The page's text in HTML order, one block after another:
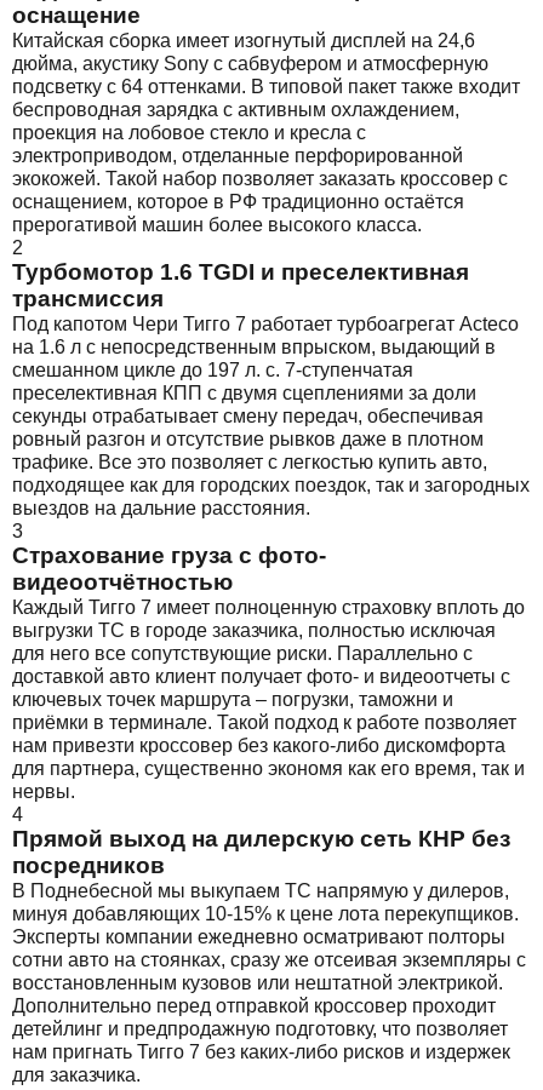
оснащение
Китайская сборка имеет изогнутый дисплей на 24,6
дюйма, акустику Sony с сабвуфером и атмосферную
подсветку с 64 оттенками. В типовой пакет также входит
беспроводная зарядка с активным охлаждением,
проекция на лобовое стекло и кресла с
электроприводом, отделанные перфорированной
экокожей. Такой набор позволяет заказать кроссовер с
оснащением, которое в РФ традиционно остаётся
прерогативой машин более высокого класса.
2
Турбомотор 1.6 TGDI и преселективная
трансмиссия
Под капотом Чери Тигго 7 работает турбоагрегат Acteco
на 1.6 л с непосредственным впрыском, выдающий в
смешанном цикле до 197 л. с. 7-ступенчатая
преселективная КПП с двумя сцеплениями за доли
секунды отрабатывает смену передач, обеспечивая
ровный разгон и отсутствие рывков даже в плотном
трафике. Все это позволяет с легкостью купить авто,
подходящее как для городских поездок, так и загородных
выездов на дальние расстояния.
3
Страхование груза с фото-
видеоотчётностью
Каждый Тигго 7 имеет полноценную страховку вплоть до
выгрузки ТС в городе заказчика, полностью исключая
для него все сопутствующие риски. Параллельно с
доставкой авто клиент получает фото- и видеоотчеты с
ключевых точек маршрута – погрузки, таможни и
приёмки в терминале. Такой подход к работе позволяет
нам привезти кроссовер без какого-либо дискомфорта
для партнера, существенно экономя как его время, так и
нервы.
4
Прямой выход на дилерскую сеть КНР без
посредников
В Поднебесной мы выкупаем ТС напрямую у дилеров,
минуя добавляющих 10-15% к цене лота перекупщиков.
Эксперты компании ежедневно осматривают полторы
сотни авто на стоянках, сразу же отсеивая экземпляры с
восстановленным кузовов или нештатной электрикой.
Дополнительно перед отправкой кроссовер проходит
детейлинг и предпродажную подготовку, что позволяет
нам пригнать Тигго 7 без каких-либо рисков и издержек
для заказчика.